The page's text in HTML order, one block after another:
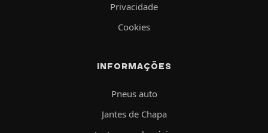
Privacidade
Cookies
INFORMAÇÕES
Pneus auto
Jantes de Chapa